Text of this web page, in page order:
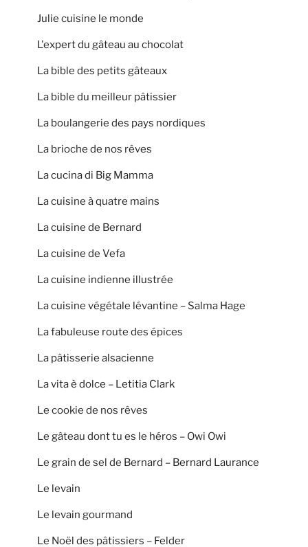
Julie cuisine le monde
L'expert du gâteau au chocolat
La bible des petits gâteaux
La bible du meilleur pâtissier
La boulangerie des pays nordiques
La brioche de nos rêves
La cucina di Big Mamma
La cuisine à quatre mains
La cuisine de Bernard
La cuisine de Vefa
La cuisine indienne illustrée
La cuisine végétale lévantine – Salma Hage
La fabuleuse route des épices
La pâtisserie alsacienne
La vita è dolce – Letitia Clark
Le cookie de nos rêves
Le gâteau dont tu es le héros – Owi Owi
Le grain de sel de Bernard – Bernard Laurance
Le levain
Le levain gourmand
Le Noël des pâtissiers – Felder